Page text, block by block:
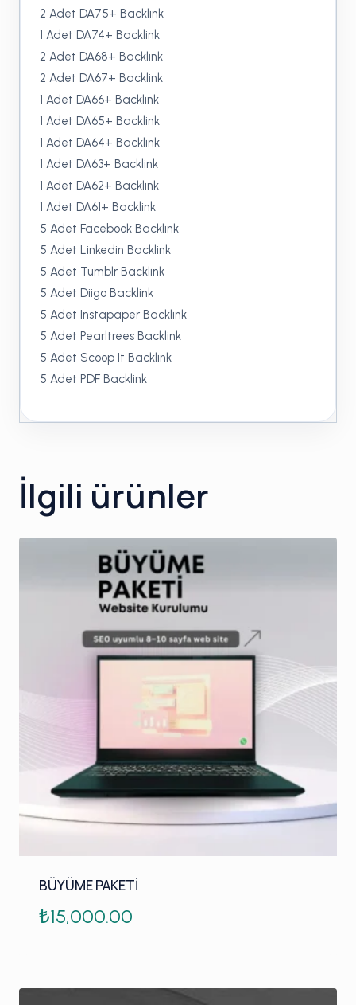
2 Adet DA75+ Backlink
1 Adet DA74+ Backlink
2 Adet DA68+ Backlink
2 Adet DA67+ Backlink
1 Adet DA66+ Backlink
1 Adet DA65+ Backlink
1 Adet DA64+ Backlink
1 Adet DA63+ Backlink
1 Adet DA62+ Backlink
1 Adet DA61+ Backlink
5 Adet Facebook Backlink
5 Adet Linkedin Backlink
5 Adet Tumblr Backlink
5 Adet Diigo Backlink
5 Adet Instapaper Backlink
5 Adet Pearltrees Backlink
5 Adet Scoop It Backlink
5 Adet PDF Backlink
İlgili ürünler
BÜYÜME PAKETİ
₺15,000.00